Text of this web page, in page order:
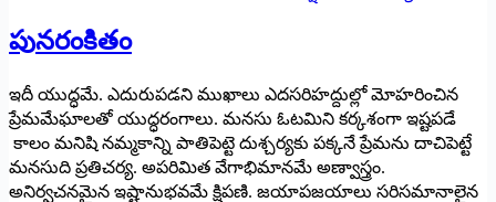
పునరంకితం
ఇదీ యుద్ధమే. ఎదురుపడని ముఖాలు ఎదసరిహద్దుల్లో మోహరించిన
ప్రేమమేఘాలతో యుద్ధరంగాలు. మనసు ఓటమిని కర్కశంగా ఇష్టపడే
కాలం మనిషి నమ్మకాన్ని పాతిపెట్టె దుశ్చర్యకు పక్కనే ప్రేమను దాచిపెట్టే
మనసుది ప్రతిచర్య. అపరిమిత వేగాభిమానమే అణ్వాస్త్రం.
అనిర్వచనమైన ఇష్టానుభవమే క్షిపణి. జయాపజయాలు సరిసమానాలైన